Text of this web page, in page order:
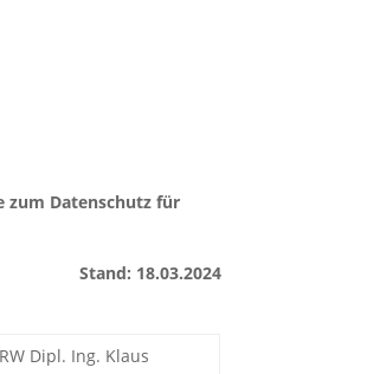
zum Datenschutz für
Stand: 18.03.2024
Dipl. Ing. Klaus